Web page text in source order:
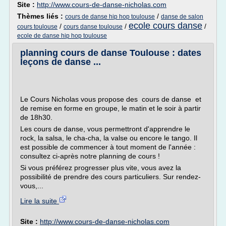
Site : http://www.cours-de-danse-nicholas.com
Thèmes liés : cours de danse hip hop toulouse / danse de salon
cours toulouse / cours danse toulouse / ecole cours danse /
ecole de danse hip hop toulouse
planning cours de danse Toulouse : dates
leçons de danse ...
Le Cours Nicholas vous propose des cours de danse et
de remise en forme en groupe, le matin et le soir à partir
de 18h30.
Les cours de danse, vous permettront d'apprendre le
rock, la salsa, le cha-cha, la valse ou encore le tango. Il
est possible de commencer à tout moment de l'année :
consultez ci-après notre planning de cours !
Si vous préférez progresser plus vite, vous avez la
possibilité de prendre des cours particuliers. Sur rendez-
vous,...
Lire la suite
Site : http://www.cours-de-danse-nicholas.com